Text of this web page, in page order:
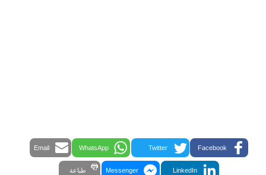
Facebook
Twitter
WhatsApp
Email
LinkedIn
Messenger طباعة